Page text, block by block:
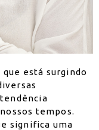
está surgindo
tempos.
significa uma